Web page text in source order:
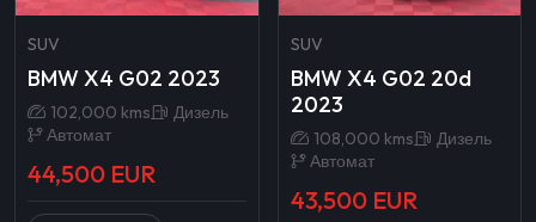
SUV
BMW X4 G02 2023
102,000 kms
Дизель
Автомат
44,500 EUR
SUV
BMW X4 G02 20d
2023
108,000 kms
Дизель
Автомат
43,500 EUR